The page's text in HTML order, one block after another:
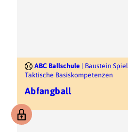
ABC Ballschule | Baustein Spiel
Taktische Basiskompetenzen
Abfangball